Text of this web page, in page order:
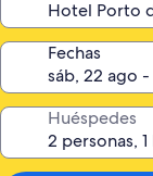
Fechas
Huéspedes